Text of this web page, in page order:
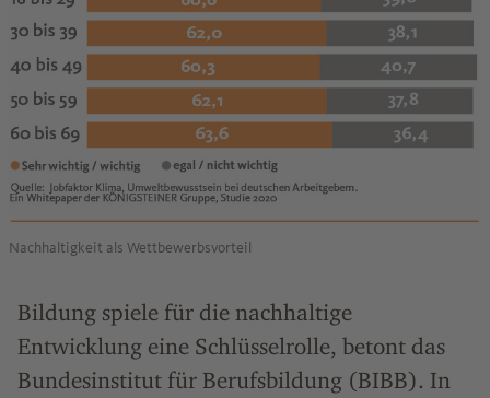
Nachhaltigkeit als Wettbewerbsvorteil
Bildung spiele für die nachhaltige
Entwicklung eine Schlüsselrolle, betont das
Bundesinstitut für Berufsbildung (BIBB). In